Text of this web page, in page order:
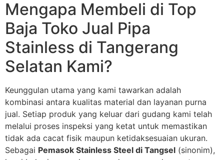
Mengapa Membeli di Top
Baja Toko Jual Pipa
Stainless di Tangerang
Selatan Kami?
Keunggulan utama yang kami tawarkan adalah
kombinasi antara kualitas material dan layanan purna
jual. Setiap produk yang keluar dari gudang kami telah
melalui proses inspeksi yang ketat untuk memastikan
tidak ada cacat fisik maupun ketidaksesuaian ukuran.
Sebagai Pemasok Stainless Steel di Tangsel (sinonim),